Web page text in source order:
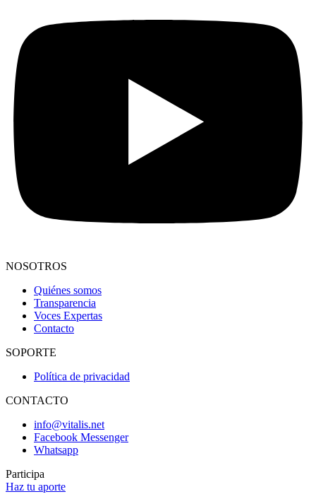
NOSOTROS
Quiénes somos
Transparencia
Voces Expertas
Contacto
SOPORTE
Política de privacidad
CONTACTO
info@vitalis.net
Facebook Messenger
Whatsapp
Participa
Haz tu aporte